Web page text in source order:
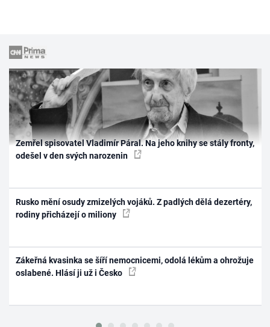
Zemřel spisovatel Vladimír Páral. Na jeho knihy se stály fronty,
odešel v den svých narozenin
Rusko mění osudy zmizelých vojáků. Z padlých dělá dezertéry,
rodiny přicházejí o miliony
Zákeřná kvasinka se šíří nemocnicemi, odolá lékům a ohrožuje
oslabené. Hlásí ji už i Česko